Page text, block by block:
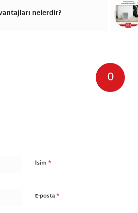
nelerdir?
0
İsim *
E-posta*